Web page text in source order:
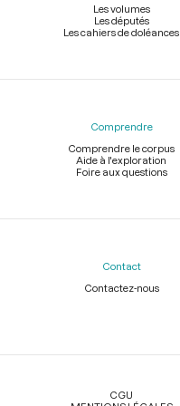
Les volumes
Les députés
Les cahiers de doléances
Comprendre
Comprendre le corpus
Aide à l'exploration
Foire aux questions
Contact
Contactez-nous
CGU